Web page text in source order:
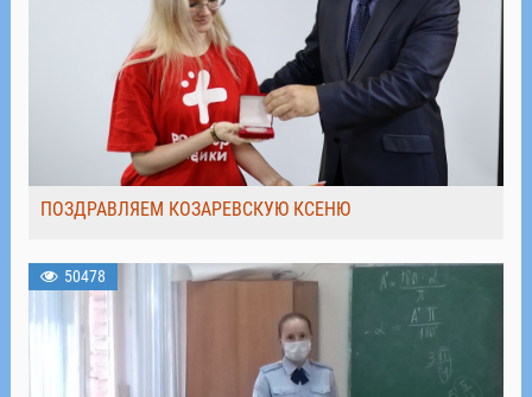
ПОЗДРАВЛЯЕМ КОЗАРЕВСКУЮ КСЕНЮ
50478